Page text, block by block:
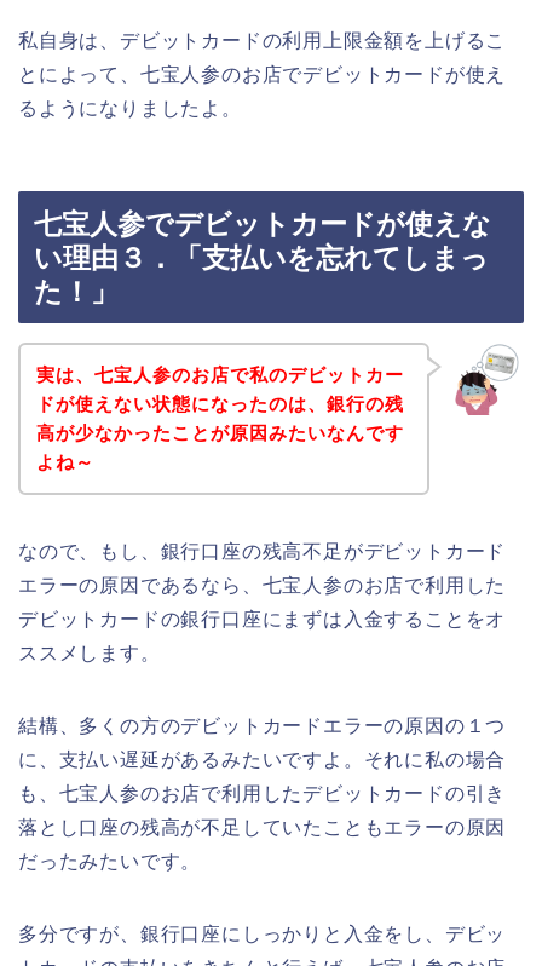
私自身は、デビットカードの利用上限金額を上げるこ
とによって、七宝人参のお店でデビットカードが使え
るようになりましたよ。
七宝人参でデビットカードが使えな
い理由３．「支払いを忘れてしまっ
た！」
実は、七宝人参のお店で私のデビットカー
ドが使えない状態になったのは、銀行の残
高が少なかったことが原因みたいなんです
よね～
なので、もし、銀行口座の残高不足がデビットカード
エラーの原因であるなら、七宝人参のお店で利用した
デビットカードの銀行口座にまずは入金することをオ
ススメします。
結構、多くの方のデビットカードエラーの原因の１つ
に、支払い遅延があるみたいですよ。それに私の場合
も、七宝人参のお店で利用したデビットカードの引き
落とし口座の残高が不足していたこともエラーの原因
だったみたいです。
多分ですが、銀行口座にしっかりと入金をし、デビッ